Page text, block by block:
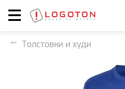
Толстовки и худи